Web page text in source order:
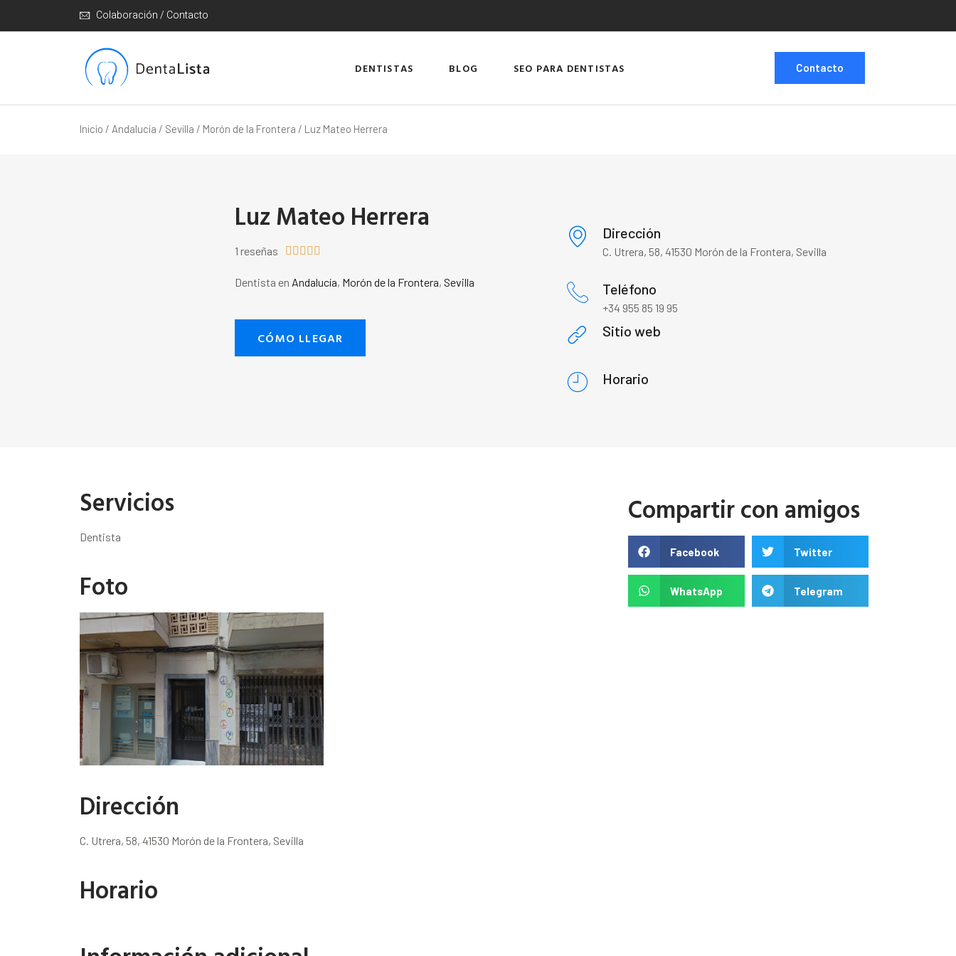
Colaboración / Contacto
DENTISTAS BLOG SEO PARA DENTISTAS Contacto
Inicio / Andalucía / Sevilla / Morón de la Frontera / Luz Mateo Herrera
Luz Mateo Herrera
1 reseñas     
Dentista en Andalucía, Morón de la Frontera, Sevilla
CÓMO LLEGAR
Dirección
C. Utrera, 58, 41530 Morón de la Frontera, Sevilla
Teléfono
+34 955 85 19 95
Sitio web
Horario
Servicios
Dentista
Foto
Dirección
C. Utrera, 58, 41530 Morón de la Frontera, Sevilla
Horario
Compartir con amigos
Facebook Twitter
WhatsApp Telegram